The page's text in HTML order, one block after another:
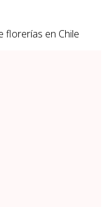
florerías en Chile